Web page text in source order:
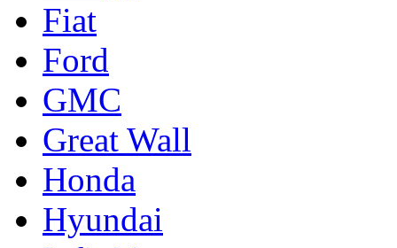
Fiat
Ford
GMC
Great Wall
Honda
Hyundai